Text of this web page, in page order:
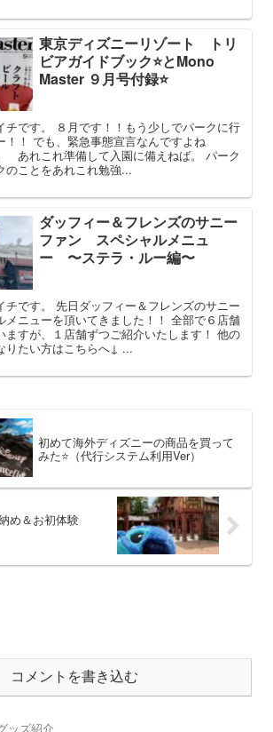
東京ディズニーリゾート トリ
ビアガイドブック⭐️とMono
Master ９月号付録⭐️
チです。 ８月です！！もう少しでパークに行
！！ でも、緊急事態宣言なんですよね
あれこれ準備して入園に備えねば。 パーク
のことをあれこれ勉強...
ダッフィー＆フレンズのサニー
ファン スペシャルメニュ
ー 〜ステラ・ルー編〜
チです。 先日ダッフィー＆フレンズのサニー
ニューを頂いてきました！！ 全部で６店舗
ますが、１店舗ずつご紹介いたします！ 他の
りたい方はこちらへ↓ ...
初めて海外ディズニーの商品を買って
みた⭐️（代行システム利用Ver）
め＆お初体験
コメントを書き込む
ッズ紹介